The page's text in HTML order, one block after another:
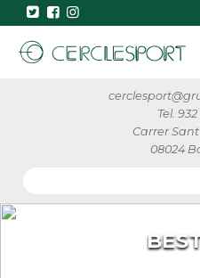
Tel.
Carrer
08024